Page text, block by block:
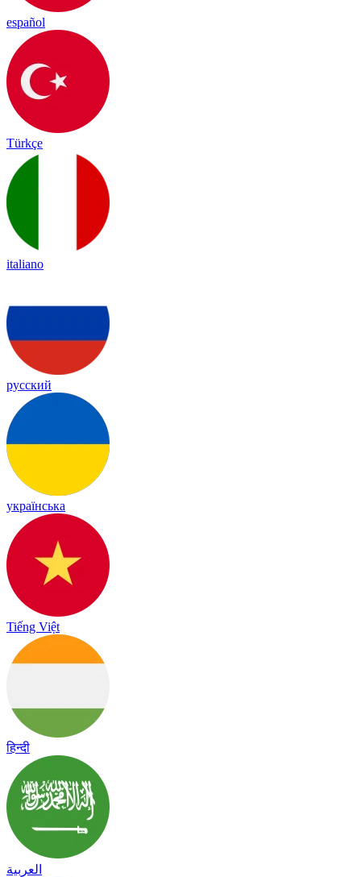
español
Türkçe
italiano
русский
українська
Tiếng Việt
हिन्दी
العربية